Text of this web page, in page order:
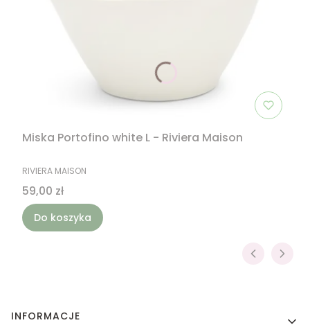
Miska Portofino white L - Riviera Maison
PRODUCENT
RIVIERA MAISON
Cena
59,00 zł
Do koszyka
Linki w stopce
INFORMACJE